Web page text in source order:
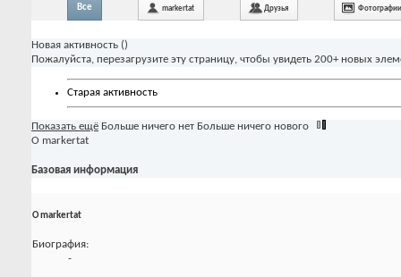
Все markertat Друзья Фотографии
Новая активность ()
Пожалуйста, перезагрузите эту страницу, чтобы увидеть 200+ новых
Старая активность
Показать ещё Больше ничего нет Больше ничего нового
О markertat
Базовая информация
О markertat
Биография:
-